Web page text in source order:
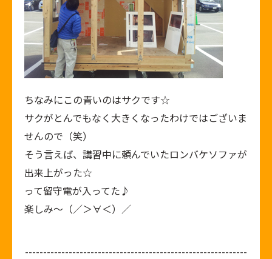
ちなみにこの青いのはサクです☆
サクがとんでもなく大きくなったわけではございま
せんので（笑）
そう言えば、講習中に頼んでいたロンバケソファが
出来上がった☆
って留守電が入ってた♪
楽しみ～（／＞∀＜）／
-------------------------------------------------------------